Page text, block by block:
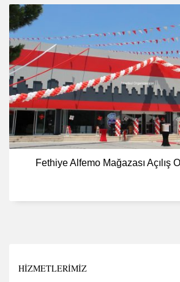
Fethiye Alfemo Mağazası Açılış
HIZMETLERIMIZ